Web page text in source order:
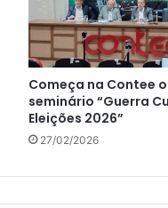
Começa na Contee o
seminário “Guerra
Eleições 2026”
27/02/2026